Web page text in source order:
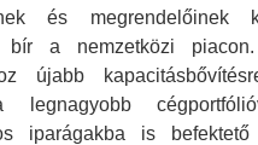
és megrendelőinek
bír a nemzetközi piacon.
újabb
legnagyobb
iparágakba is